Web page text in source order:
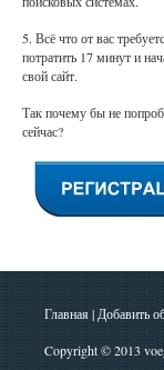
5. Всё что от вас
потратить 17 минут и
свой сайт.
Так почему бы не
сейчас?
Главная|Добавить
Copyright © 2013